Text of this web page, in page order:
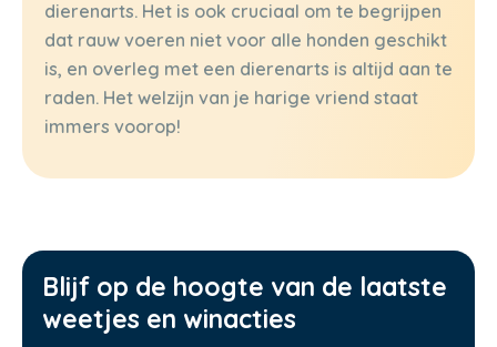
dierenarts. Het is ook cruciaal om te begrijpen
dat rauw voeren niet voor alle honden geschikt
is, en overleg met een dierenarts is altijd aan te
raden. Het welzijn van je harige vriend staat
immers voorop!
Blijf op de hoogte van de laatste
weetjes en winacties